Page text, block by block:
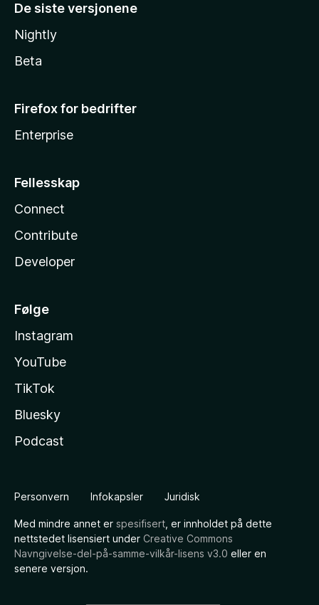
De siste versjonene
Nightly
Beta
Firefox for bedrifter
Enterprise
Fellesskap
Connect
Contribute
Developer
Følge
Instagram
YouTube
TikTok
Bluesky
Podcast
Personvern Infokapsler Juridisk
Med mindre annet er spesifisert , er innholdet på dette
nettstedet lisensiert under Creative Commons
Navngivelse-del-på-samme-vilkår-lisens v3.0 eller en
senere versjon.